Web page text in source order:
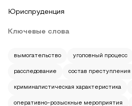
Юриспруденция
Ключевые слова
вымогательство уголовный процесс
расследование состав преступления
криминалистическая характеристика
оперативно-розыскные мероприятия